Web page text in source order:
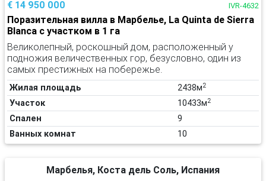
€ 14 950 000 IVR-4632
Поразительная вилла в Марбелье, La Quinta de Sierra
Blanca с участком в 1 га
Великолепный, роскошный дом, расположенный у
подножия величественных гор, безусловно, один из
самых престижных на побережье.
Жилая площадь 2438м2
Участок 10433м2
Спален
9
Ванных комнат
10
Марбелья, Коста дель Соль, Испания